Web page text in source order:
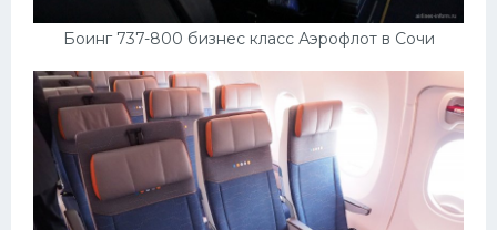
Боинг 737-800 бизнес класс Аэрофлот в Сочи